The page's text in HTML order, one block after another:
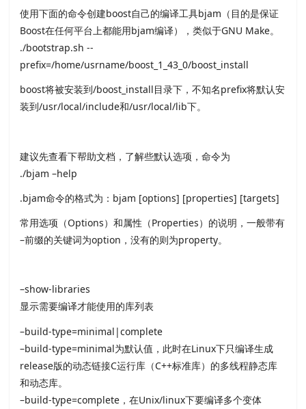
使用下面的命令创建boost自己的编译工具bjam（目的是保证
Boost在任何平台上都能用bjam编译），类似于GNU Make。
./bootstrap.sh --
prefix=/home/usrname/boost_1_43_0/boost_install
boost将被安装到/boost_install目录下，不知名prefix将默认安
装到/usr/local/include和/usr/local/lib下。
建议先查看下帮助文档，了解些默认选项，命令为
./bjam –help
.bjam命令的格式为：bjam [options] [properties] [targets]
常用选项（Options）和属性（Properties）的说明，一般带有
–前缀的关键词为option，没有的则为property。
–show-libraries
显示需要编译才能使用的库列表
–build-type=minimal|complete
–build-type=minimal为默认值，此时在Linux下只编译生成
release版的动态链接C运行库（C++标准库）的多线程静态库
和动态库。
–build-type=complete，在Unix/linux下要编译多个变体